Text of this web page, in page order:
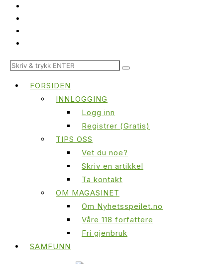
FORSIDEN
INNLOGGING
Logg inn
Registrer (Gratis)
TIPS OSS
Vet du noe?
Skriv en artikkel
Ta kontakt
OM MAGASINET
Om Nyhetsspeilet.no
Våre 118 forfattere
Fri gjenbruk
SAMFUNN